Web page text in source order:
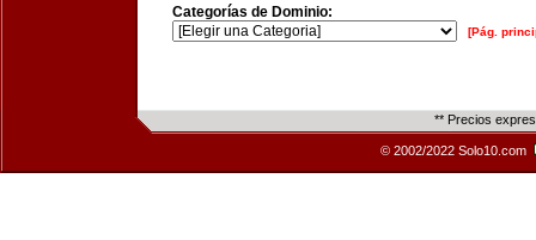
Categorías de Dominio:
[Pág.
** Precios
© 2002/2022 Solo10.com